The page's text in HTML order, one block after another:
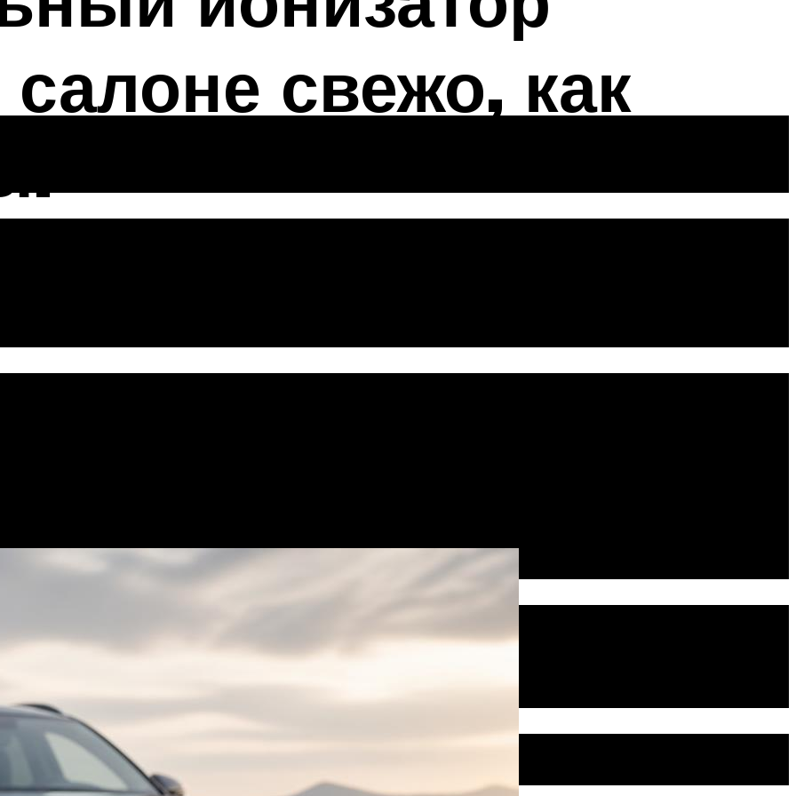
свежо, как
воздуха?
жители крупных городов, подразумевает наличие в нем азота,
примесей. Также воздух можно классифицировать и по количеству в
необходимый для поддержания жизни и здоровья человека,
1 см3.